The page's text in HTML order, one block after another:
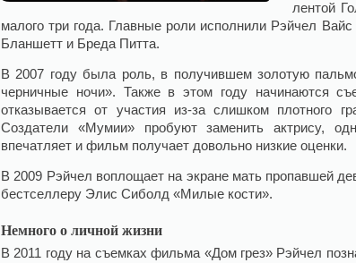
лентой
малого три года. Главные роли исполнили Рэйчел
Бланшетт и Бреда Питта.
В 2007 году была роль, в получившем золотую
черничные ночи». Также в этом году начинаются
отказывается от участия из-за слишком плотного
Создатели «Мумии» пробуют заменить актрису,
впечатляет и фильм получает довольно низкие оценки.
В 2009 Рэйчел воплощает на экране мать пропавшей
бестселлеру Элис Сиболд «Милые кости».
Немного о личной жизни
В 2011 году на съемках фильма «Дом грез» Рэйчел